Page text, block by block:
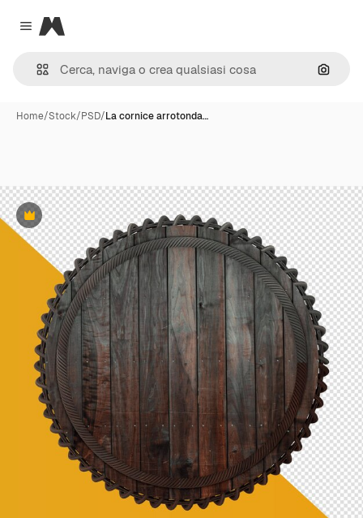
Close menu
Magnific
Cerca
Home/Stock/PSD/La cornice arrotonda…
Premium